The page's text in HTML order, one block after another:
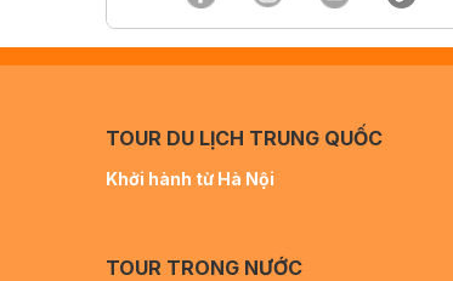
TOUR DU LỊCH TRUNG QUỐC
Khởi hành từ Hà Nội
TOUR TRONG NƯỚC